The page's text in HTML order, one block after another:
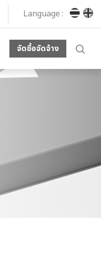
Language :
จัดซื้อจัดจ้าง